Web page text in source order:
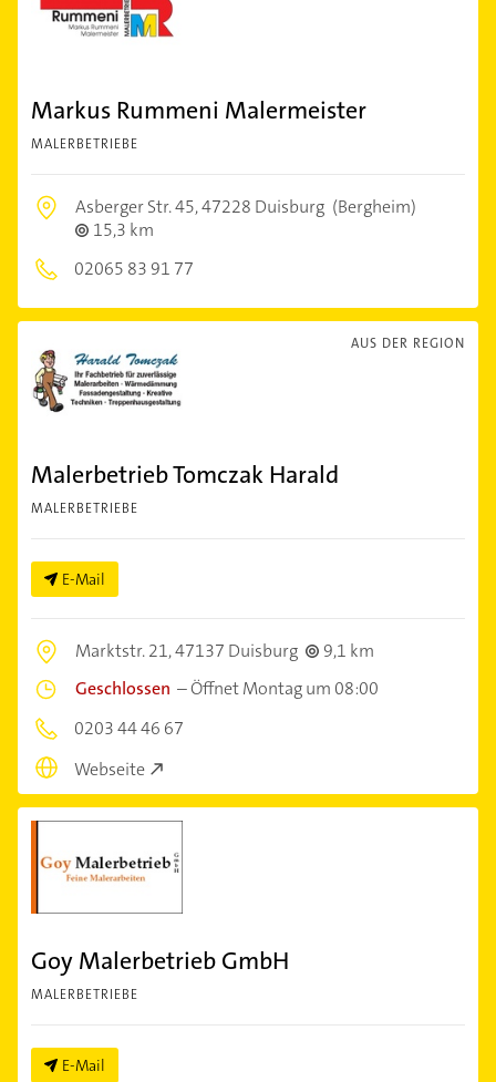
Markus Rummeni Malermeister
MALERBETRIEBE
Asberger Str. 45,47228 Duisburg (Bergheim)
15,3 km
02065 83 91 77
AUS DER REGION
Malerbetrieb Tomczak Harald
MALERBETRIEBE
E-Mail
Marktstr. 21,47137 Duisburg
9,1 km
Geschlossen –Öffnet Montag um 08:00
0203 44 46 67
Webseite
Goy Malerbetrieb GmbH
MALERBETRIEBE
E-Mail